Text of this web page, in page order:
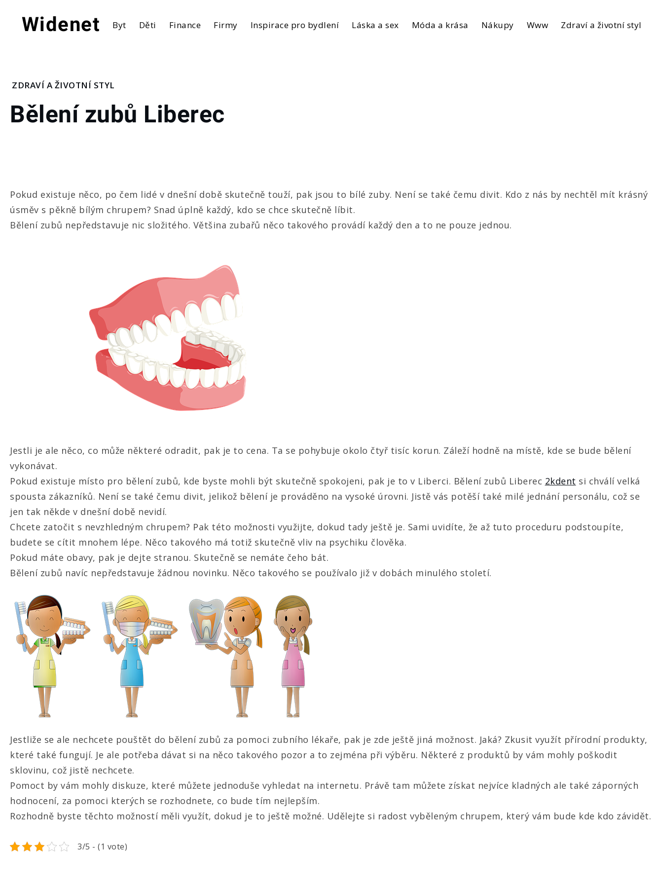
contentWidenet Byt Děti Finance Firmy Inspirace pro bydlení Láska a sex Móda a krása Nákupy Www Zdraví a životní styl
Home
a
životní
ZDRAVÍ A ŽIVOTNÍ STYL
Bělení zubů Liberec
Pokud existuje něco, po čem lidé v dnešní době skutečně touží, pak jsou to bílé zuby. Není se také čemu divit. Kdo z nás by nechtěl mít krásný
úsměv s pěkně bílým chrupem? Snad úplně každý, kdo se chce skutečně líbit.
Bělení zubů nepředstavuje nic složitého. Většina zubařů něco takového provádí každý den a to ne pouze jednou.
Jestli je ale něco, co může některé odradit, pak je to cena. Ta se pohybuje okolo čtyř tisíc korun. Záleží hodně na místě, kde se bude bělení
vykonávat.
Pokud existuje místo pro bělení zubů, kde byste mohli být skutečně spokojeni, pak je to v Liberci. Bělení zubů Liberec 2kdent si chválí velká
spousta zákazníků. Není se také čemu divit, jelikož bělení je prováděno na vysoké úrovni. Jistě vás potěší také milé jednání personálu, což se
jen tak někde v dnešní době nevidí.
Chcete zatočit s nevzhledným chrupem? Pak této možnosti využijte, dokud tady ještě je. Sami uvidíte, že až tuto proceduru podstoupíte,
budete se cítit mnohem lépe. Něco takového má totiž skutečně vliv na psychiku člověka.
Pokud máte obavy, pak je dejte stranou. Skutečně se nemáte čeho bát.
Bělení zubů navíc nepředstavuje žádnou novinku. Něco takového se používalo již v dobách minulého století.
Jestliže se ale nechcete pouštět do bělení zubů za pomoci zubního lékaře, pak je zde ještě jiná možnost. Jaká? Zkusit využít přírodní produkty,
které také fungují. Je ale potřeba dávat si na něco takového pozor a to zejména při výběru. Některé z produktů by vám mohly poškodit
sklovinu, což jistě nechcete.
Pomoct by vám mohly diskuze, které můžete jednoduše vyhledat na internetu. Právě tam můžete získat nejvíce kladných ale také záporných
hodnocení, za pomoci kterých se rozhodnete, co bude tím nejlepším.
Rozhodně byste těchto možností měli využít, dokud je to ještě možné. Udělejte si radost vyběleným chrupem, který vám bude kde kdo závidět.
3/5 - (1 vote)